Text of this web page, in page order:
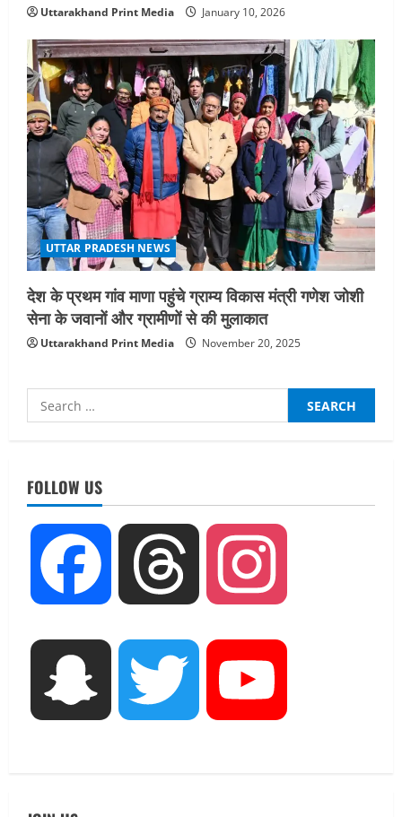
Uttarakhand Print Media January 10, 2026
UTTAR PRADESH NEWS
देश के प्रथम गांव माणा पहुंचे ग्राम्य विकास मंत्री गणेश जोशी
सेना के जवानों और ग्रामीणों से की मुलाकात
Uttarakhand Print Media November 20, 2025
Search
for:
FOLLOW US
Facebook Threads
Snapchat Twitter
August 6, 2026
UTTARAKHAND NEWS
मिस उत्तराखंड 2026 के सब-कॉन्टेस्ट ‘मिस
ब्यूटीफुल आइज़’ एवं ‘मिस ब्यूटीफुल हेयर’ का
August 5, 2026
UTTARAKHAND NEWS
एमआईटी वर्ल्ड पीस यूनिवर्सिटी और जर्मनी के
बीएसबीआई के बीच समझौता; भारतीय छात्रों